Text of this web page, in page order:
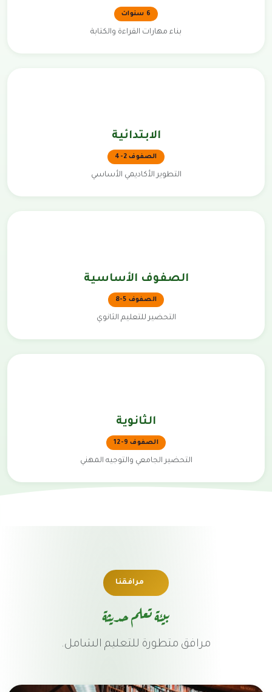
6 سنوات
بناء مهارات القراءة والكتابة
الابتدائية
الصفوف 2-4
التطوير الأكاديمي الأساسي
الصفوف الأساسية
الصفوف 5-8
التحضير للتعليم الثانوي
الثانوية
الصفوف 9-12
التحضير الجامعي والتوجيه المهني
مرافقنا
بيئة تعلم حديثة
مرافق متطورة للتعليم الشامل.